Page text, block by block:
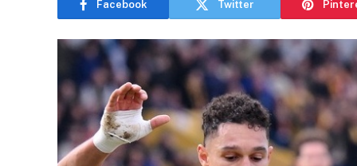
Facebook Twitter